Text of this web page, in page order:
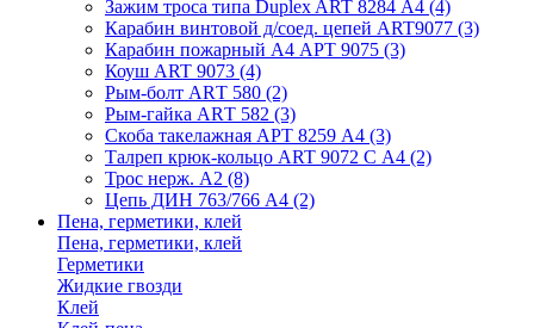
Зажим троса типа Duplex ART 8284 А4 (4)
Карабин винтовой д/соед. цепей ART9077 (3)
Карабин пожарный А4 АРТ 9075 (3)
Коуш ART 9073 (4)
Рым-болт АRТ 580 (2)
Рым-гайка АRТ 582 (3)
Скоба такелажная АРТ 8259 А4 (3)
Талреп крюк-кольцо ART 9072 С A4 (2)
Трос нерж. А2 (8)
Цепь ДИН 763/766 А4 (2)
Пена, герметики, клей
Пена, герметики, клей
Герметики
Жидкие гвозди
Клей